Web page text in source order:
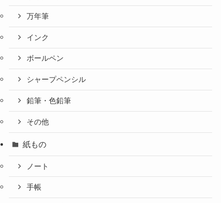
万年筆
インク
ボールペン
シャープペンシル
鉛筆・色鉛筆
その他
紙もの
ノート
手帳